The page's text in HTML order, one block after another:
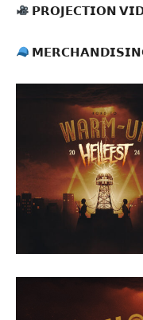
𝗣𝗥𝗢𝗝𝗘𝗖𝗧𝗜𝗢𝗡